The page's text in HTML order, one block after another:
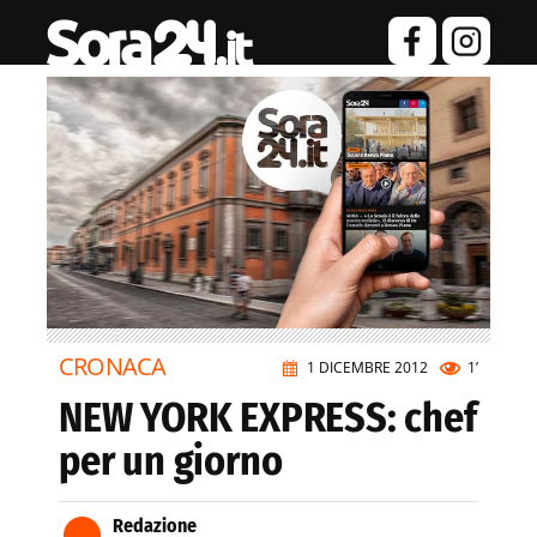
1 DICEMBRE 2012 1’
CRONACA
NEW YORK EXPRESS: chef
per un giorno
Redazione